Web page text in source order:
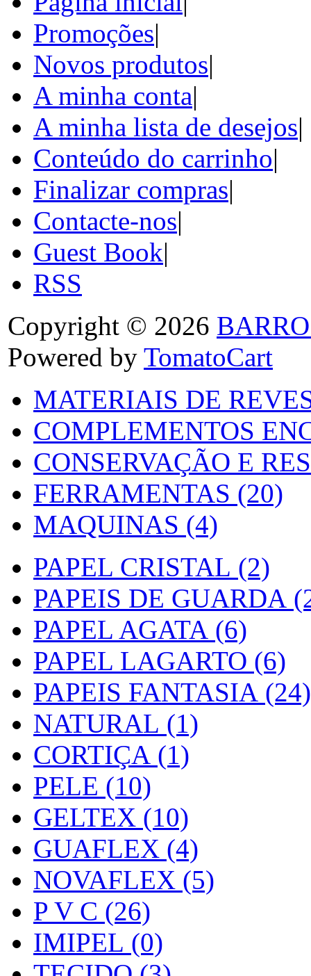
Promoções|
Novos produtos|
A minha conta|
A minha lista de desejos|
Conteúdo do carrinho|
Finalizar compras|
Contacte-nos|
Guest Book|
RSS
Copyright © 2026
Powered by TomatoCart
MATERIAIS DE
COMPLEMENTOS
CONSERVAÇÃO E
FERRAMENTAS (20)
MAQUINAS (4)
PAPEL CRISTAL (2)
PAPEIS DE GUARDA
PAPEL AGATA (6)
PAPEL LAGARTO (6)
PAPEIS FANTASIA (24)
NATURAL (1)
CORTIÇA (1)
PELE (10)
GELTEX (10)
GUAFLEX (4)
NOVAFLEX (5)
P V C (26)
IMIPEL (0)